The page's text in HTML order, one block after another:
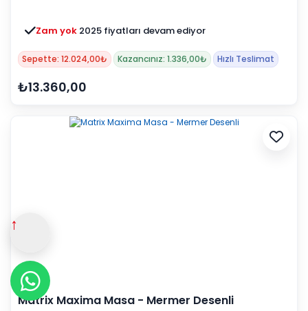
Zam yok 2025 fiyatları devam ediyor
Sepette: 12.024,00₺ Kazancınız: 1.336,00₺ Hızlı Teslimat
₺13.360,00
Matrix Maxima Masa - Mermer Desenli
↑